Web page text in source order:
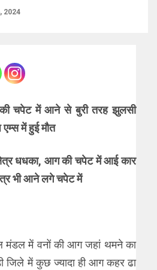
2024
की चपेट में आने से बुरी तरह झुलसी
में हुई मौत
धधका, आग की चपेट में आई कार
भी आने लगे चपेट में
मंडल में वनों की आग जहां थमने का
जिले में कुछ ज्यादा ही आग कहर ढा